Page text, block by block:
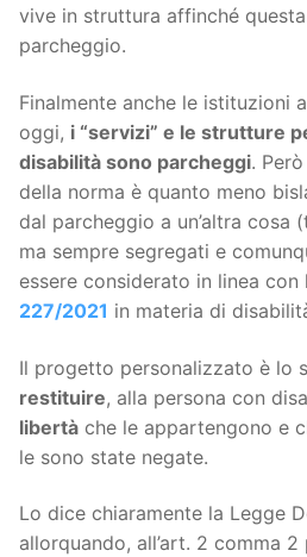
vive in struttura affinché
parcheggio.
Finalmente anche le istituzioni
oggi, i “servizi” e le strutture
disabilità sono parcheggi.
della norma è quanto meno
dal parcheggio a un’altra cosa
ma sempre segregati e
essere considerato in linea con
227/2021 in materia di
Il progetto personalizzato è lo
restituire, alla persona con
libertà che le appartengono e
le sono state negate.
Lo dice chiaramente la Legge
allorquando, all’art. 2 comma 2